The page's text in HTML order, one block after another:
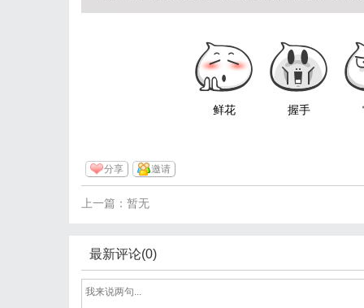
鲜花 握手
分享 邀请
上一篇：暂无
最新评论(0)